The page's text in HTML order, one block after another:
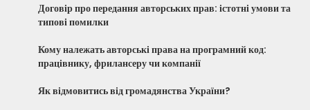
Договір про передання авторських прав: істотні умови та
типові помилки
Кому належать авторські права на програмний код:
працівнику, фрилансеру чи компанії
Як відмовитись від громадянства України?